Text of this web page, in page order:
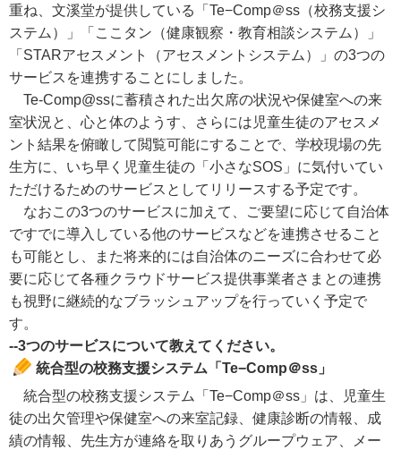
重ね、文溪堂が提供している「Te−Comp＠ss（校務支援シ
ステム）」「ここタン（健康観察・教育相談システム）」
「STARアセスメント（アセスメントシステム）」の3つの
サービスを連携することにしました。
Te-Comp@ssに蓄積された出欠席の状況や保健室への来
室状況と、心と体のようす、さらには児童生徒のアセスメ
ント結果を俯瞰して閲覧可能にすることで、学校現場の先
生方に、いち早く児童生徒の「小さなSOS」に気付いてい
ただけるためのサービスとしてリリースする予定です。
なおこの3つのサービスに加えて、ご要望に応じて自治体
ですでに導入している他のサービスなどを連携させること
も可能とし、また将来的には自治体のニーズに合わせて必
要に応じて各種クラウドサービス提供事業者さまとの連携
も視野に継続的なブラッシュアップを行っていく予定で
す。
--3つのサービスについて教えてください。
統合型の校務支援システム「Te−Comp＠ss」
統合型の校務支援システム「Te−Comp＠ss」は、児童生
徒の出欠管理や保健室への来室記録、健康診断の情報、成
績の情報、先生方が連絡を取りあうグループウェア、メー